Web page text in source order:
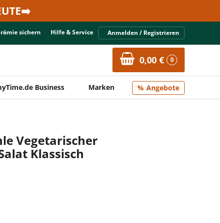
sichern Hilfe & Service Anmelden / Registrieren
0,00 € 0
Business Marken Angebote
Vegetarischer
Klassisch